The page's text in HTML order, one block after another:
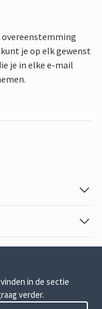
overeenstemming
kunt je op elk gewenst
je in elke e-mail
in de sectie
verder.